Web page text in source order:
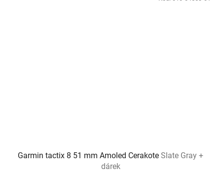
Garmin tactix 8 51 mm Amoled Cerakote Slate Gray +
dárek